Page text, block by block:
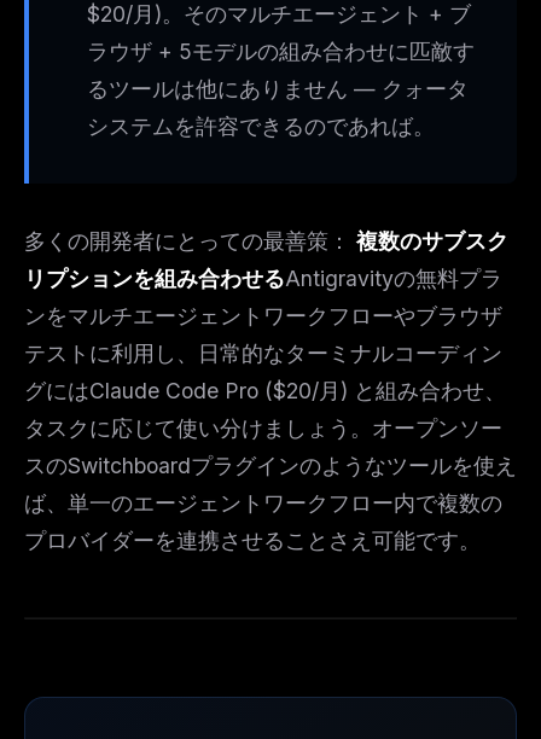
$20/月)。そのマルチエージェント + ブ
ラウザ + 5モデルの組み合わせに匹敵す
るツールは他にありません — クォータ
システムを許容できるのであれば。
多くの開発者にとっての最善策： 複数のサブスク
リプションを組み合わせるAntigravityの無料プラ
ンをマルチエージェントワークフローやブラウザ
テストに利用し、日常的なターミナルコーディン
グにはClaude Code Pro ($20/月) と組み合わせ、
タスクに応じて使い分けましょう。オープンソー
スのSwitchboardプラグインのようなツールを使え
ば、単一のエージェントワークフロー内で複数の
プロバイダーを連携させることさえ可能です。